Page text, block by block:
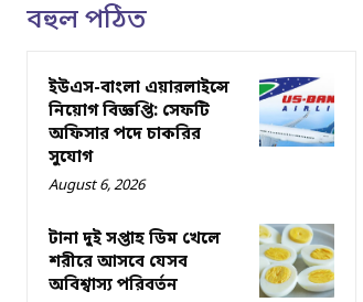
বহুল পঠিত
ইউএস-বাংলা এয়ারলাইন্সে
নিয়োগ বিজ্ঞপ্তি: সেফটি
অফিসার পদে চাকরির
সুযোগ
August 6, 2026
টানা দুই সপ্তাহ ডিম খেলে
শরীরে আসবে যেসব
অবিশ্বাস্য পরিবর্তন